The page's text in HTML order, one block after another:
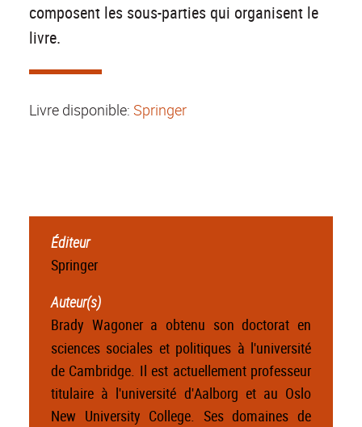
composent les sous-parties qui organisent le
livre.
Livre disponible: Springer
Éditeur
Springer
Auteur(s)
Brady Wagoner a obtenu son doctorat en
sciences sociales et politiques à l'université
de Cambridge. Il est actuellement professeur
titulaire à l'université d'Aalborg et au Oslo
New University College. Ses domaines de